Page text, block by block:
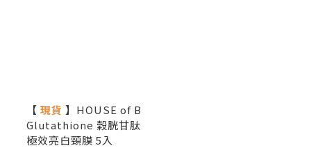
【 現貨 】HOUSE of B
Glutathione 穀胱甘肽
極效亮白頸膜 5入